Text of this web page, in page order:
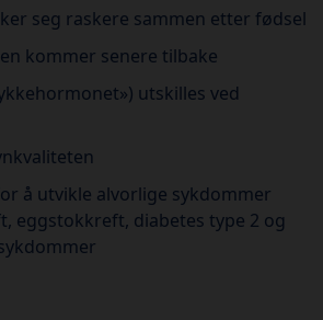
seg raskere sammen etter fødsel
kommer senere tilbake
utskilles ved
å utvikle alvorlige sykdommer
eggstokkreft, diabetes type 2 og